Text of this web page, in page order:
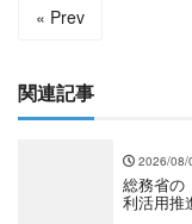
« Prev
関連記事
2026/08/
総務省の
利活用推